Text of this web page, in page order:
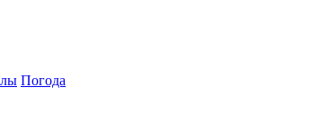
Погода